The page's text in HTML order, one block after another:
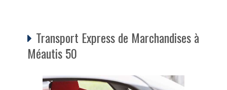
Transport Express de Marchandises à
Méautis 50